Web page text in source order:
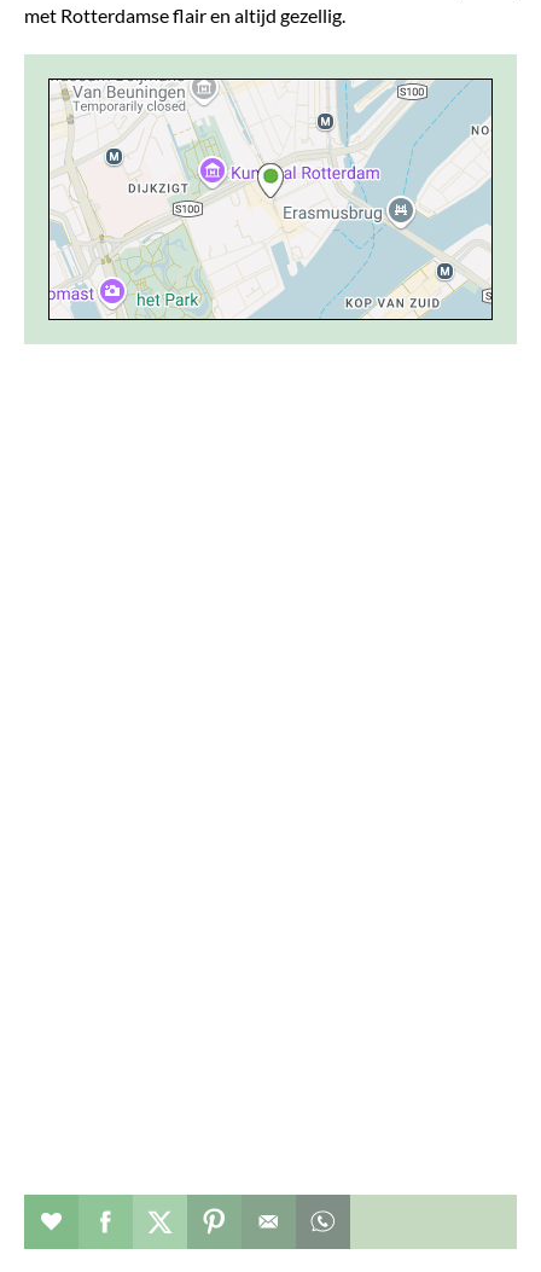
met Rotterdamse flair en altijd gezellig.
Restaurant toevoegen aan favorieten
Deel dit op facebook
Deel dit op twitter
Deel dit op pinterest